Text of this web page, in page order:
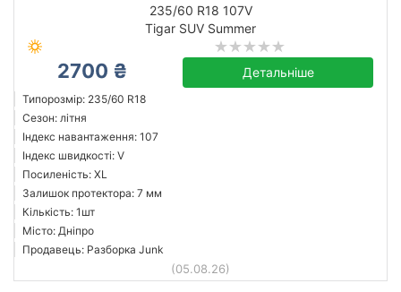
235/60 R18 107V
Tigar SUV Summer
2700 ₴ Детальніше
Типорозмір: 235/60 R18
Сезон: літня
Індекс навантаження: 107
Індекс швидкості: V
Посиленість: XL
Залишок протектора: 7 мм
Кількість: 1шт
Місто: Дніпро
Продавець: Разборка Junk
(05.08.26)